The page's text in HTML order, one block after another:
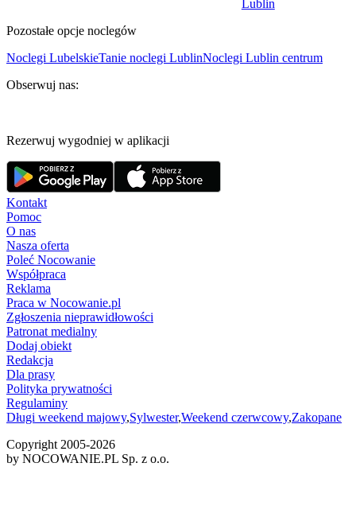
Lublin
Pozostałe opcje noclegów
Noclegi LubelskieTanie noclegi LublinNoclegi Lublin centrum
Obserwuj nas:
Rezerwuj wygodniej w aplikacji
Kontakt
Pomoc
O nas
Nasza oferta
Poleć Nocowanie
Współpraca
Reklama
Praca w Nocowanie.pl
Zgłoszenia nieprawidłowości
Patronat medialny
Dodaj obiekt
Redakcja
Dla prasy
Polityka prywatności
Regulaminy
Długi weekend majowy,Sylwester,Weekend czerwcowy,Zakopane
Copyright 2005-2026
by NOCOWANIE.PL Sp. z o.o.